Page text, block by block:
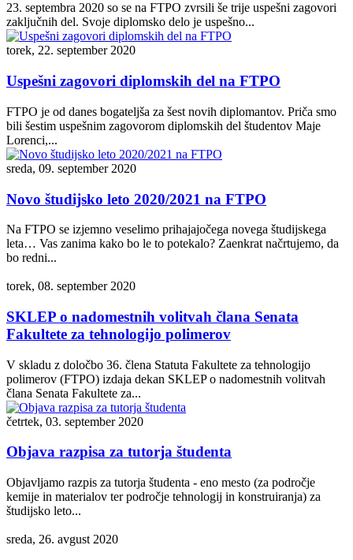
23. septembra 2020 so se na FTPO zvrsili še trije uspešni zagovori
zaključnih del. Svoje diplomsko delo je uspešno...
torek, 22. september 2020
Uspešni zagovori diplomskih del na FTPO
FTPO je od danes bogateljša za šest novih diplomantov. Priča smo
bili šestim uspešnim zagovorom diplomskih del študentov Maje
Lorenci,...
sreda, 09. september 2020
Novo študijsko leto 2020/2021 na FTPO
Na FTPO se izjemno veselimo prihajajočega novega študijskega
leta… Vas zanima kako bo le to potekalo? Zaenkrat načrtujemo, da
bo redni...
torek, 08. september 2020
SKLEP o nadomestnih volitvah člana Senata
Fakultete za tehnologijo polimerov
V skladu z določbo 36. člena Statuta Fakultete za tehnologijo
polimerov (FTPO) izdaja dekan SKLEP o nadomestnih volitvah
člana Senata Fakultete za...
četrtek, 03. september 2020
Objava razpisa za tutorja študenta
Objavljamo razpis za tutorja študenta - eno mesto (za področje
kemije in materialov ter področje tehnologij in konstruiranja) za
študijsko leto...
sreda, 26. avgust 2020